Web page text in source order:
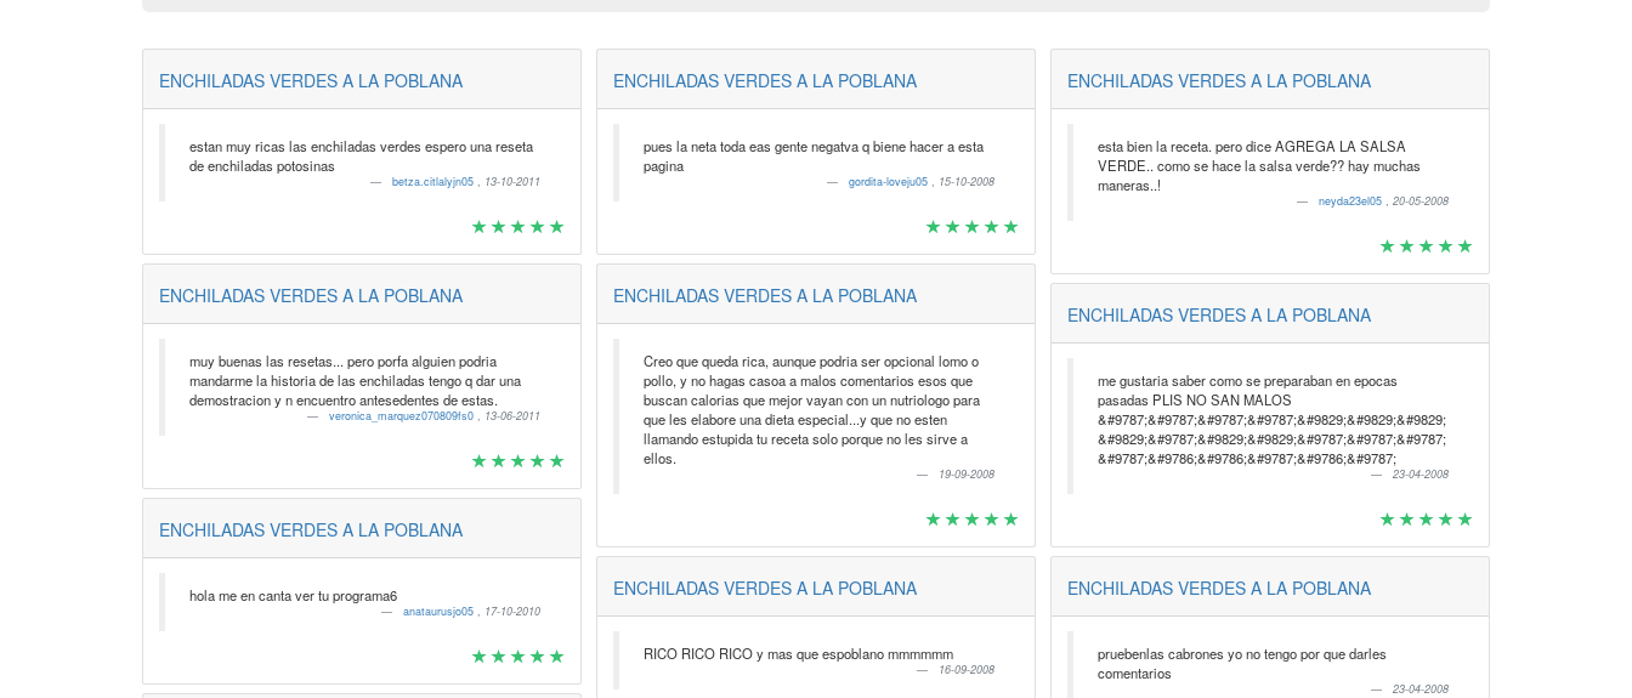
ENCHILADAS VERDES A LA POBLANA
estan muy ricas las enchiladas verdes espero una reseta
de enchiladas potosinas
betza.citlalyjn05, 13-10-2011
ENCHILADAS VERDES A LA POBLANA
muy buenas las resetas... pero porfa alguien podria
mandarme la historia de las enchiladas tengo q dar una
demostracion y n encuentro antesedentes de estas.
veronica_marquez070809fs0, 13-06-2011
ENCHILADAS VERDES A LA POBLANA
hola me en canta ver tu programa6
anataurusjo05, 17-10-2010
ENCHILADAS VERDES A LA POBLANA
pues la neta toda eas gente negatva q biene hacer a esta
pagina
gordita-loveju05, 15-10-2008
ENCHILADAS VERDES A LA POBLANA
Creo que queda rica, aunque podria ser opcional lomo o
pollo, y no hagas casoa a malos comentarios esos que
buscan calorias que mejor vayan con un nutriologo para
que les elabore una dieta especial...y que no esten
llamando estupida tu receta solo porque no les sirve a
ellos.
19-09-2008
ENCHILADAS VERDES A LA POBLANA
RICO RICO RICO y mas que espoblano mmmmmm
16-09-2008
ENCHILADAS VERDES A LA POBLANA
esta bien la receta. pero dice AGREGA LA SALSA
VERDE.. como se hace la salsa verde?? hay muchas
maneras..!
neyda23el05,20-05-2008
ENCHILADAS VERDES A LA POBLANA
me gustaria saber como se preparaban en epocas
pasadas PLIS NO SAN MALOS
&#9787;&#9787;&#9787;&#9787;&#9829;&#9829;&#9829;
&#9829;&#9787;&#9829;&#9829;&#9787;&#9787;&#9787;
&#9787;&#9786;&#9786;&#9787;&#9786;&#9787;
23-04-2008
ENCHILADAS VERDES A LA POBLANA
pruebenlas cabrones yo no tengo por que darles
comentarios
23-04-2008